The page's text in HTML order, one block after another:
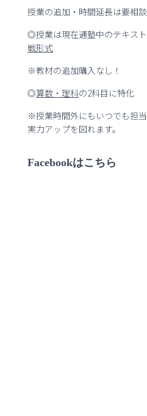
授業の追加・時間延長は要相談
◎授業は現在通塾中のテキス
戦形式
※教材の追加購入なし！
◎算数・理科の2科目に特化
※授業時間外にもいつでも担当
実力アップを図れます。
Facebookはこちら